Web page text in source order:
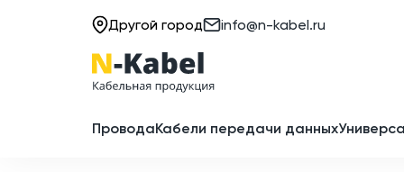
Другой город info@n-kabel.ru
ПроводаКабели передачи данных